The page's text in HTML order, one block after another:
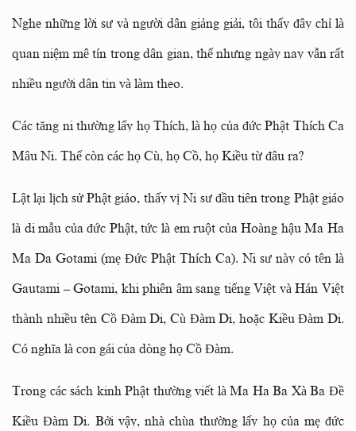
Nghe những lời sư và người dân giảng giải, tôi thấy đây chỉ là
quan niệm mê tín trong dân gian, thế nhưng ngày nay vẫn rất
nhiều người dân tin và làm theo.
Các tăng ni thường lấy họ Thích, là họ của đức Phật Thích Ca
Mâu Ni. Thế còn các họ Cù, họ Cồ, họ Kiều từ đâu ra?
Lật lại lịch sử Phật giáo, thấy vị Ni sư đầu tiên trong Phật giáo
là di mẫu của đức Phật, tức là em ruột của Hoàng hậu Ma Ha
Ma Da Gotami (mẹ Đức Phật Thích Ca). Ni sư này có tên là
Gautami – Gotami, khi phiên âm sang tiếng Việt và Hán Việt
thành nhiều tên Cồ Đàm Di, Cù Đàm Di, hoặc Kiều Đàm Di.
Có nghĩa là con gái của dòng họ Cồ Đàm.
Trong các sách kinh Phật thường viết là Ma Ha Ba Xà Ba Đề
Kiều Đàm Di. Bởi vậy, nhà chùa thường lấy họ của mẹ đức